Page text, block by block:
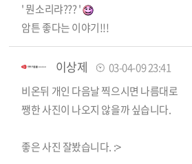
' 뭔소리랴??? '
암튼 좋다는 이야기!!!
이상제
03-04-09 23:41
비온뒤 개인 다음날 찍으시면 나름대로
쨍한 사진이 나오지 않을까 싶습니다.
좋은 사진 잘봤습니다. :>